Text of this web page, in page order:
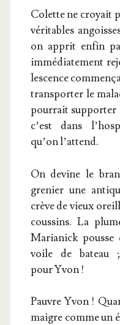
Colette ne croyait
véri­tables
on apprit enfin
immé­dia­te­ment
les­cence
trans­por­ter le
pour­rait sup­por­ter
c’est dans
qu’on l’attend.
On devine le
gre­nier une
crève de vieux
cous­sins. La
Maria­nick
voile de bateau
pour Yvon !
Pauvre Yvon !
maigre comme un